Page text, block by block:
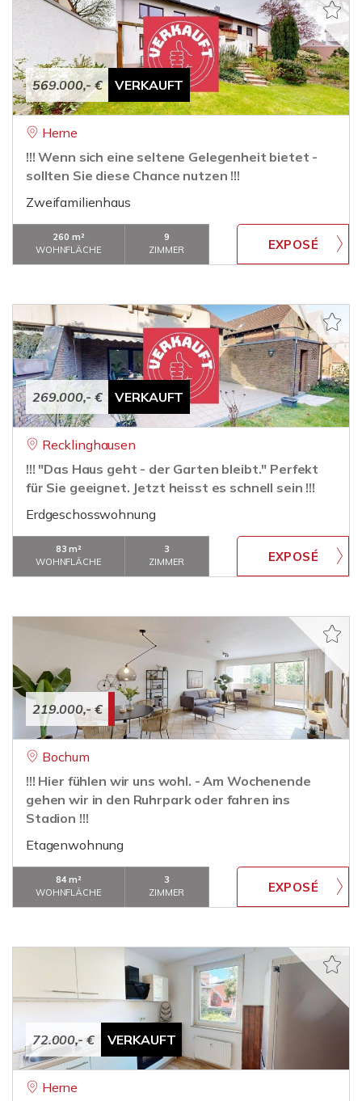
569.000,- € VERKAUFT
Herne
!!! Wenn sich eine seltene Gelegenheit bietet -
sollten Sie diese Chance nutzen !!!
Zweifamilienhaus
260 m²
WOHNFLÄCHE
9
ZIMMER
269.000,- € VERKAUFT
Recklinghausen
!!! "Das Haus geht - der Garten bleibt." Perfekt
für Sie geeignet. Jetzt heisst es schnell sein !!!
Erdgeschosswohnung
83 m²
WOHNFLÄCHE
3
ZIMMER
219.000,- €
Bochum
!!! Hier fühlen wir uns wohl. - Am Wochenende
gehen wir in den Ruhrpark oder fahren ins
Stadion !!!
Etagenwohnung
84 m²
WOHNFLÄCHE
3
ZIMMER
72.000,- € VERKAUFT
Herne